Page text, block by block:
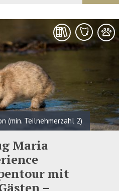
(min. Teilnehmerzahl 2)
Maria
mit
–